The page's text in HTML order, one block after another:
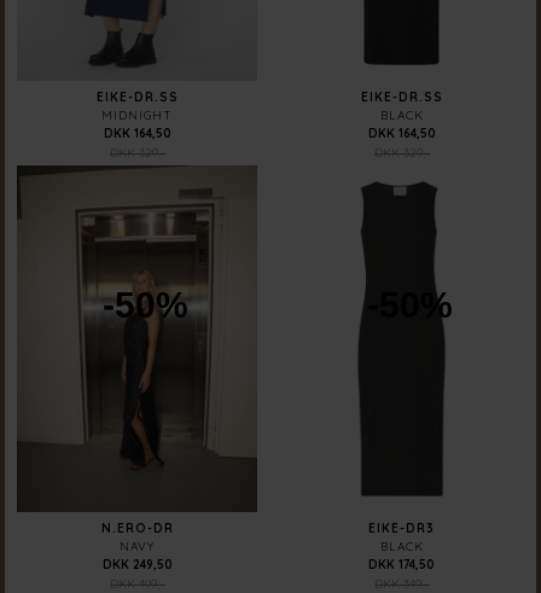
EIKE-DR.SS
MIDNIGHT
DKK 329,-
DKK 164,50
EIKE-DR.SS
BLACK
DKK 329,-
DKK 164,50
-50%
N.ERO-DR
NAVY
DKK 499,-
DKK 249,50
-50%
EIKE-DR3
BLACK
DKK 349,-
DKK 174,50